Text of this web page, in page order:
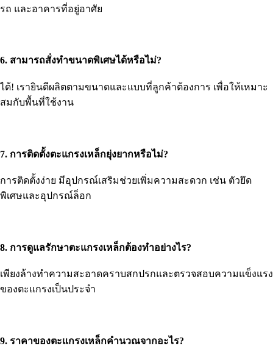
รถ และอาคารที่อยู่อาศัย
6. สามารถสั่งทำขนาดพิเศษได้หรือไม่?
ได้! เรายินดีผลิตตามขนาดและแบบที่ลูกค้าต้องการ เพื่อให้เหมาะ
สมกับพื้นที่ใช้งาน
7. การติดตั้งตะแกรงเหล็กยุ่งยากหรือไม่?
การติดตั้งง่าย มีอุปกรณ์เสริมช่วยเพิ่มความสะดวก เช่น ตัวยึด
พิเศษและอุปกรณ์ล็อก
8. การดูแลรักษาตะแกรงเหล็กต้องทำอย่างไร?
เพียงล้างทำความสะอาดคราบสกปรกและตรวจสอบความแข็งแรง
ของตะแกรงเป็นประจำ
9. ราคาของตะแกรงเหล็กคำนวณจากอะไร?